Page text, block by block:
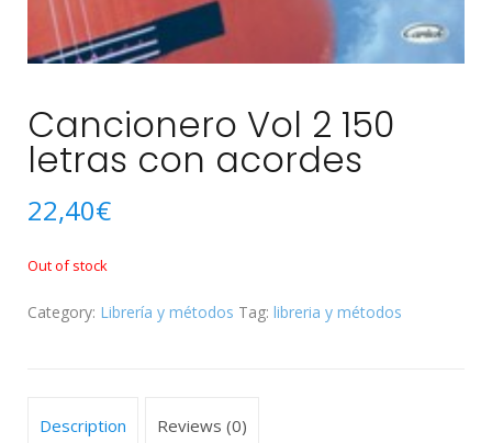
Cancionero Vol 2 150
letras con acordes
22,40€
Out of stock
Category: Librería y métodos Tag: libreria y métodos
Description Reviews (0)